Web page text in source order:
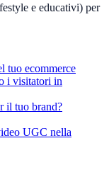
e educativi) per
tuo ecommerce
i visitatori in
il tuo brand?
UGC nella